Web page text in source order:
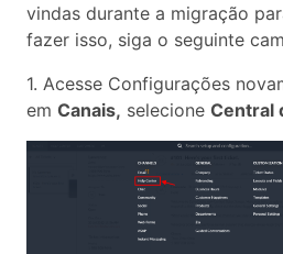
vindas durante a migração
fazer isso, siga o seguinte
1. Acesse Configurações
em Canais, selecione Central